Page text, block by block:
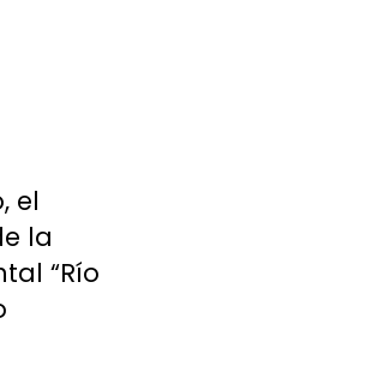
el
la
“Río